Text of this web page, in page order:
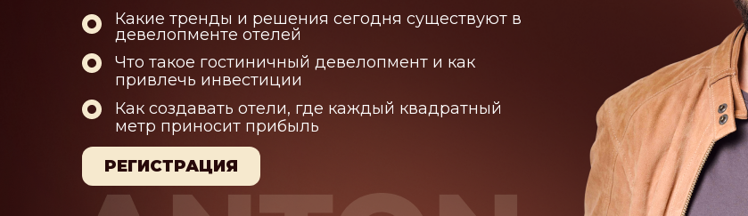
Какие тренды и решения сегодня существуют в
девелопменте отелей
Что такое гостиничный девелопмент и как
привлечь инвестиции
Как создавать отели, где каждый квадратный
метр приносит прибыль
РЕГИСТРАЦИЯ